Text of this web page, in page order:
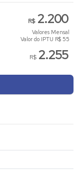
R$2.200
Valores Mensal
Valor do IPTU R$ 55
R$ 2.255